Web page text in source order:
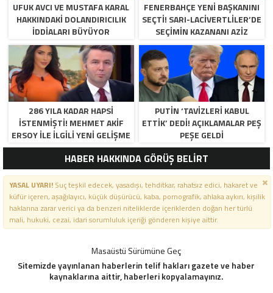
UFUK AVCI VE MUSTAFA KARAL
HAKKINDAKI DOLANDIRICILIK
İDDIALARI BÜYÜYOR
FENERBAHÇE YENI BAŞKANINI
SEÇTI! SARI-LACIVERTLILER’DE
SEÇIMIN KAZANANI AZIZ
YILDIRIM OLDU
286 YILA KADAR HAPSI
ISTENMIŞTI! MEHMET AKIF
ERSOY ILE ILGILI YENI GELIŞME
PUTIN ‘TAVIZLERI KABUL
ETTIK’ DEDI! AÇIKLAMALAR PEŞ
PEŞE GELDI
HABER HAKKINDA GÖRÜŞ BELİRT
YASAL UYARI!Suç teşkil edecek, yasadışı, tehditkar, rahatsız edici, hakaret ve
küfür içeren, aşağılayıcı, küçük düşürücü, kaba, pornografik, ahlaka aykırı, kişilik
haklarına zarar verici ya da benzeri niteliklerde içeriklerden doğan her türlü
mali, hukuki, cezai, idari sorumluluk içeriği gönderen kişiye aittir.
Masaüstü Sürümüne Geç
Sitemizde yayınlanan haberlerin telif hakları gazete ve haber
kaynaklarına aittir, haberleri kopyalamayınız.